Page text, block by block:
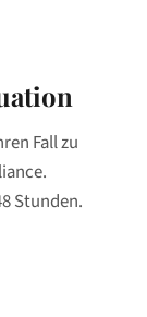
Fall zu
Stunden.